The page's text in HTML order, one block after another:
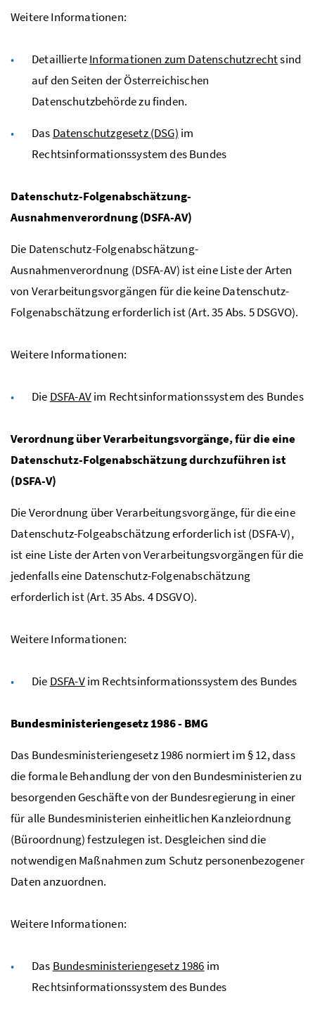
Weitere Informationen:
DetaillierteInformationen zum Datenschutzrechtsind
auf den Seiten der Österreichischen
Datenschutzbehörde zu finden.
Das Datenschutzgesetz (DSG) im
Rechtsinformationssystem des Bundes
Datenschutz-Folgenabschätzung-
Ausnahmenverordnung (DSFA-AV)
Die Datenschutz-Folgenabschätzung-
Ausnahmenverordnung (DSFA-AV) ist eine Liste der Arten
von Verarbeitungsvorgängen für die keine Datenschutz-
Folgenabschätzung erforderlich ist (Art.35Abs. 5DSGVO).
Weitere Informationen:
Die DSFA-AVim Rechtsinformationssystem des Bundes
Verordnung über Verarbeitungsvorgänge, für die eine
Datenschutz-Folgenabschätzung durchzuführen ist
(DSFA-V)
Die Verordnung über Verarbeitungsvorgänge, für die eine
Datenschutz-Folgeabschätzung erforderlich ist (DSFA-V),
ist eine Liste der Arten von Verarbeitungsvorgängen für die
jedenfalls eine Datenschutz-Folgenabschätzung
erforderlich ist (Art.35Abs. 4DSGVO).
Weitere Informationen:
Die DSFA-Vim Rechtsinformationssystem des Bundes
Bundesministeriengesetz 1986 - BMG
Das Bundesministeriengesetz 1986 normiert im § 12, dass
die formale Behandlung der von den Bundesministerien zu
besorgenden Geschäfte von der Bundesregierung in einer
für alle Bundesministerien einheitlichen Kanzleiordnung
(Büroordnung) festzulegen ist. Desgleichen sind die
notwendigen Maßnahmen zum Schutz personenbezogener
Daten anzuordnen.
Weitere Informationen:
Das Bundesministeriengesetz 1986 im
Rechtsinformationssystem des Bundes